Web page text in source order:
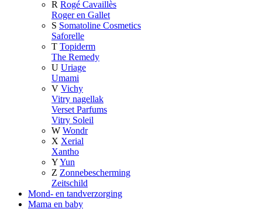
R Rogé Cavaillès
Roger en Gallet
S Somatoline Cosmetics
Saforelle
T Topiderm
The Remedy
U Uriage
Umami
V Vichy
Vitry nagellak
Verset Parfums
Vitry Soleil
W Wondr
X Xerial
Xantho
YYun
Z Zonnebescherming
Zeitschild
Mond- en tandverzorging
Mama en baby